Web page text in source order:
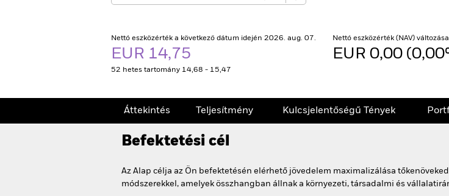
Nettó eszközérték a következő dátum idején 2026. aug. 07.
EUR 14,75
52 hetes tartomány 14,68 - 15,47
Nettó eszközérték (NAV)
EUR 0,00
Áttekintés Teljesítmény Kulcsjelentőségű Tények
Befektetési cél
Az Alap célja az Ön befektetésén elérhető jövedelem maximalizálása
módszerekkel, amelyek összhangban állnak a környezeti, társadalmi és